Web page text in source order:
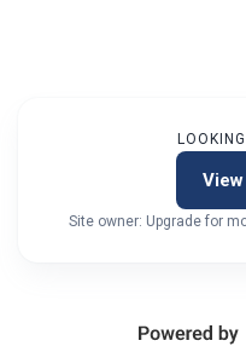
Site owner: Upgrade for